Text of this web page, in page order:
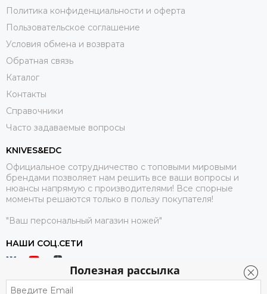
Полезная рассылка
Политика конфиденциальности и оферта
Пользовательское соглашение
Условия обмена и возврата
Обратная связь
Каталог
Контакты
Справочники
Часто задаваемые вопросы
KNIVES&EDC
Официальное сотрудничество с топовыми мировыми
брендами позволяет нам решить все ваши вопросы и
нюансы напрямую с производителями! Все спорные
моменты решаются только в пользу покупателя!
"Ваш персональный магазин ножей"
НАШИ СОЦ.СЕТИ